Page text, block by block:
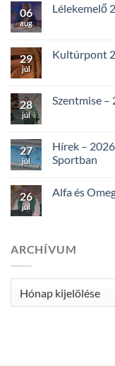
06
aug
Lélekemelő
29
júl
Kultúrpont
28
júl
Szentmise –
27
júl
Hírek –
Sportban
26
júl
Alfa és
ARCHÍVUM